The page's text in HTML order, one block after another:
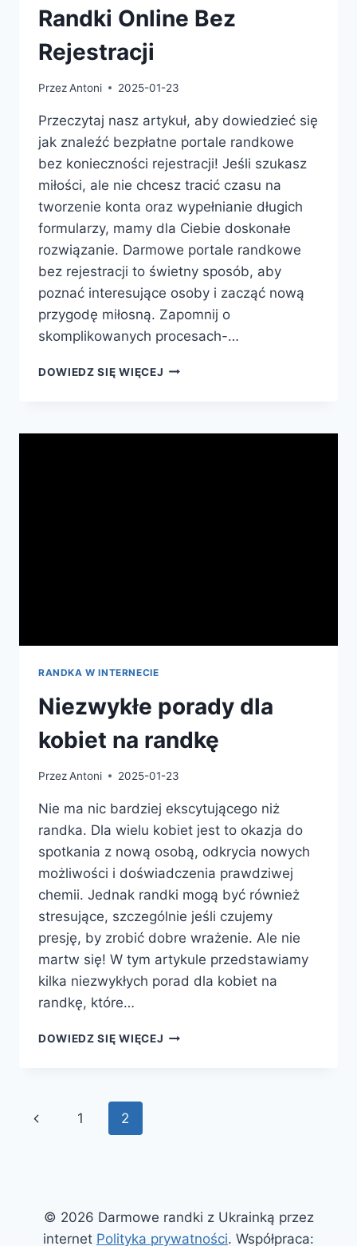
Randki Online Bez
Rejestracji
PrzezAntoni 2025-01-23
Przeczytaj nasz artykuł, aby dowiedzieć się
jak znaleźć bezpłatne portale randkowe
bez konieczności rejestracji! Jeśli szukasz
miłości, ale nie chcesz tracić czasu na
tworzenie konta oraz wypełnianie długich
formularzy, mamy dla Ciebie doskonałe
rozwiązanie. Darmowe portale randkowe
bez rejestracji to świetny sposób, aby
poznać interesujące osoby i zacząć nową
przygodę miłosną. Zapomnij o
skomplikowanych procesach-…
DOWIEDZ SIĘ WIĘCEJ BEZPIECZNE
ONLINE
RANDKA W INTERNECIE
Niezwykłe porady dla
kobiet na randkę
PrzezAntoni 2025-01-23
Nie ma nic bardziej ekscytującego niż
randka. Dla wielu kobiet jest to okazja do
spotkania z nową osobą, odkrycia nowych
możliwości i doświadczenia prawdziwej
chemii. Jednak randki mogą być również
stresujące, szczególnie jeśli czujemy
presję, by zrobić dobre wrażenie. Ale nie
martw się! W tym artykule przedstawiamy
kilka niezwykłych porad dla kobiet na
randkę, które…
DOWIEDZ SIĘ WIĘCEJ NIEZWYKŁE
Nawigacja
Poprzednia
1 2
© 2026 Darmowe randki z Ukrainką przez
internet Polityka prywatności. Współpraca: